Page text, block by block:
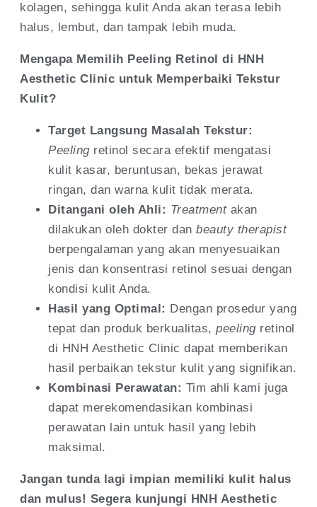
kolagen, sehingga kulit Anda akan terasa lebih
halus, lembut, dan tampak lebih muda.
Mengapa Memilih Peeling Retinol di HNH
Aesthetic Clinic untuk Memperbaiki Tekstur
Kulit?
Target Langsung Masalah Tekstur:
Peelingretinol secara efektif mengatasi
kulit kasar, beruntusan, bekas jerawat
ringan, dan warna kulit tidak merata.
Ditangani oleh Ahli: Treatmentakan
dilakukan oleh dokter dan beauty therapist
berpengalaman yang akan menyesuaikan
jenis dan konsentrasi retinol sesuai dengan
kondisi kulit Anda.
Hasil yang Optimal: Dengan prosedur yang
tepat dan produk berkualitas, peelingretinol
di HNH Aesthetic Clinic dapat memberikan
hasil perbaikan tekstur kulit yang signifikan.
Kombinasi Perawatan: Tim ahli kami juga
dapat merekomendasikan kombinasi
perawatan lain untuk hasil yang lebih
maksimal.
Jangan tunda lagi impian memiliki kulit halus
dan mulus! Segera kunjungi HNH Aesthetic